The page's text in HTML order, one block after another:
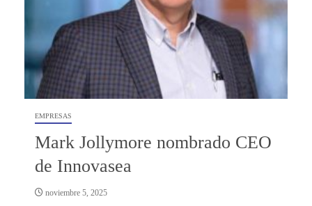
EMPRESAS
Mark Jollymore nombrado CEO
de Innovasea
noviembre 5, 2025